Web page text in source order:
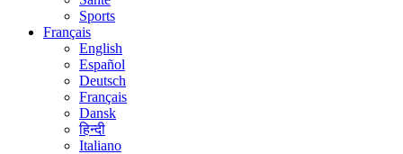
Sports
Français
English
Español
Deutsch
Français
Dansk
हिन्दी
Italiano